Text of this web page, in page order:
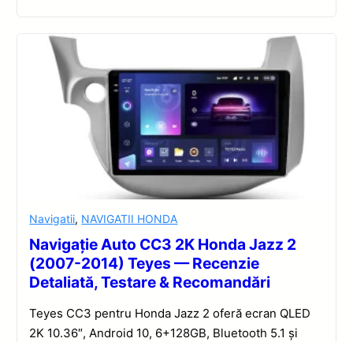
Navigatii, NAVIGATII HONDA
Navigație Auto CC3 2K Honda Jazz 2
(2007-2014) Teyes — Recenzie
Detaliată, Testare & Recomandări
Teyes CC3 pentru Honda Jazz 2 oferă ecran QLED
2K 10.36″, Android 10, 6+128GB, Bluetooth 5.1 și